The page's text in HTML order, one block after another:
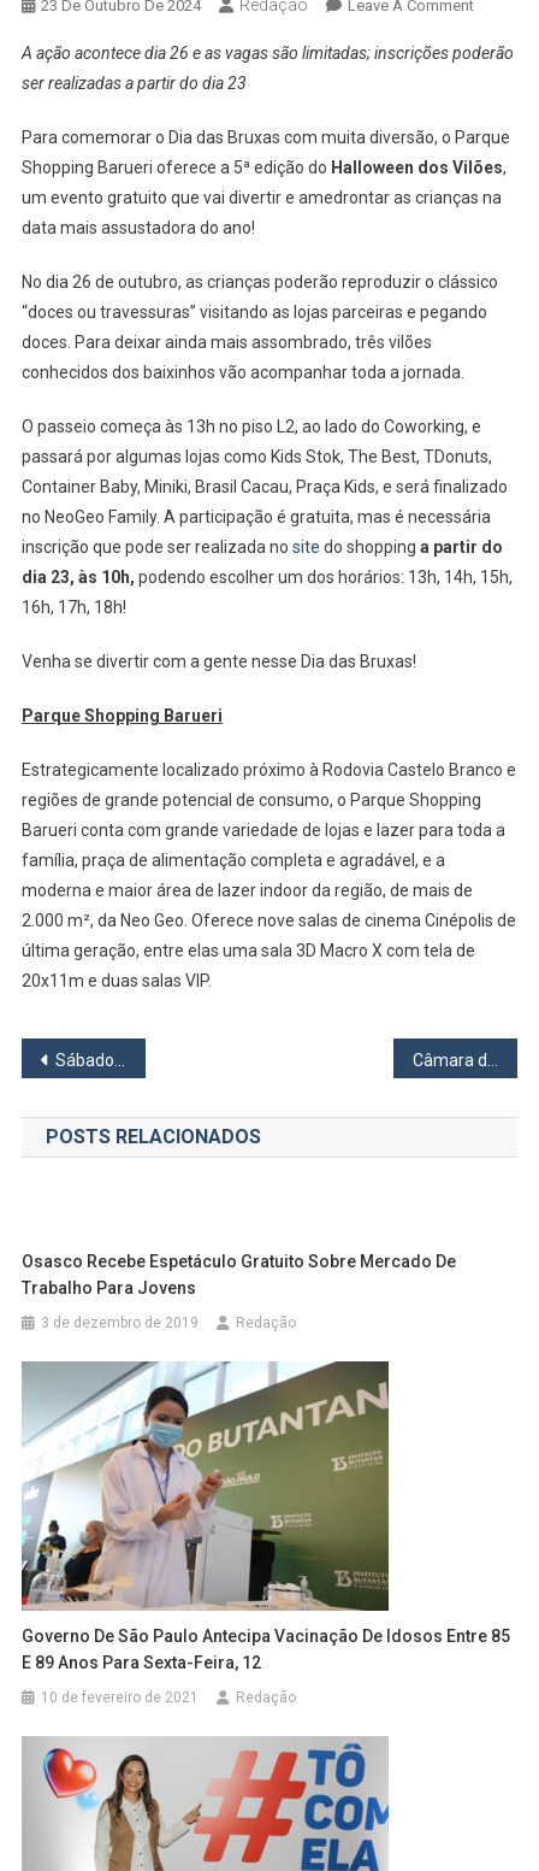
23 De Outubro De 2024 Redação Leave A CommentOn
Em
Evento
De
Dia
Gratuito
A ação acontece dia 26 e as vagas são limitadas; inscrições poderão
ser realizadas a partir do dia 23
Para comemorar o Dia das Bruxas com muita diversão, o Parque
Shopping Barueri oferece a 5ª edição do Halloween dos Vilões,
um evento gratuito que vai divertir e amedrontar as crianças na
data mais assustadora do ano!
No dia 26 de outubro, as crianças poderão reproduzir o clássico
“doces ou travessuras” visitando as lojas parceiras e pegando
doces. Para deixar ainda mais assombrado, três vilões
conhecidos dos baixinhos vão acompanhar toda a jornada.
O passeio começa às 13h no piso L2, ao lado do Coworking, e
passará por algumas lojas como Kids Stok, The Best, TDonuts,
Container Baby, Miniki, Brasil Cacau, Praça Kids, e será finalizado
no NeoGeo Family. A participação é gratuita, mas é necessária
inscrição que pode ser realizada no site do shopping a partir do
dia 23, às 10h, podendo escolher um dos horários: 13h, 14h, 15h,
16h, 17h, 18h!
Venha se divertir com a gente nesse Dia das Bruxas!
Parque Shopping Barueri
Estrategicamente localizado próximo à Rodovia Castelo Branco e
regiões de grande potencial de consumo, o Parque Shopping
Barueri conta com grande variedade de lojas e lazer para toda a
família, praça de alimentação completa e agradável, e a
moderna e maior área de lazer indoor da região, de mais de
2.000 m², da Neo Geo. Oferece nove salas de cinema Cinépolis de
última geração, entre elas uma sala 3D Macro X com tela de
20x11m e duas salas VIP.
Navegação
de
Post
Sábado (26) tem Feira de Adoção de Cães e Gatos no Parque Bem-Te-Vi, em Carapicuíba Câmara de Osasco promove ações em apoio ao Outubro Rosa
POSTS RELACIONADOS
Osasco Recebe Espetáculo Gratuito Sobre Mercado De
Trabalho Para Jovens
3 de dezembro de 2019 Redação
Governo De São Paulo Antecipa Vacinação De Idosos Entre 85
E 89 Anos Para Sexta-Feira, 12
10 de fevereiro de 2021 Redação